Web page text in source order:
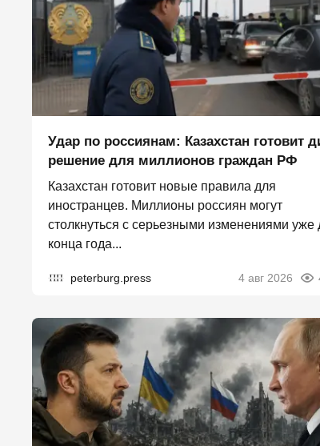
Удар по россиянам: Казахстан готовит
решение для миллионов граждан РФ
Казахстан готовит новые правила для
иностранцев. Миллионы россиян могут
столкнуться с серьезными изменениями уже
конца года...
peterburg.press 4 авг 2026